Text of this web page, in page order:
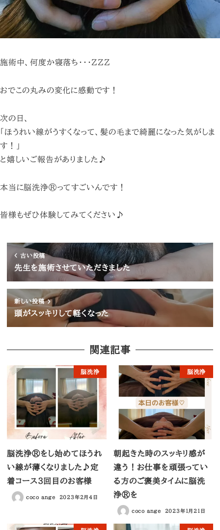
施術中、何度か寝落ち・・・ZZZ
おでこの丸みの変化に感動です！
次の日、
「ほうれい線がうすくなって、髪の毛まで綺麗になった気がしま
す！」
と嬉しいご報告がありました♪
本当に脳洗浄®︎ってすごいんです！
皆様もぜひ体験してみてください♪
古い投稿
先生を施術させていただきました
新しい投稿
頭がスッキリして軽くなった
関連記事
脳洗浄
脳洗浄®︎をし始めてほうれ
い線が薄くなりました♪定
着コース３回目のお客様
coco ange 2023年2月4日
脳洗浄
朝起きた時のスッキリ感が
違う！お仕事を頑張ってい
る方のご褒美タイムに脳洗
浄®︎を
coco ange 2023年1月21日